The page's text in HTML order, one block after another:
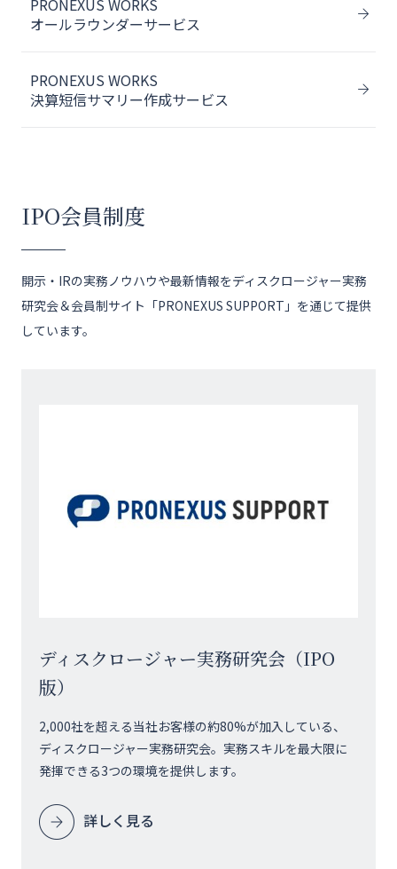
オールラウンダーサービス
PRONEXUS WORKS
決算短信サマリー作成サービス
IPO会員制度
開示・IRの実務ノウハウや最新情報をディスクロージャー実務
研究会＆会員制サイト「PRONEXUS SUPPORT」を通じて提供
しています。
ディスクロージャー実務研究会（IPO
版）
2,000社を超える当社お客様の約80%が加入している、
ディスクロージャー実務研究会。実務スキルを最大限に
発揮できる3つの環境を提供します。
詳しく見る